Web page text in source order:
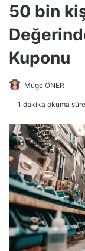
50 bin
Kuponu
Müge ÖNER
e
-
p
o
s
t
a
g
ö
1 dakika okuma